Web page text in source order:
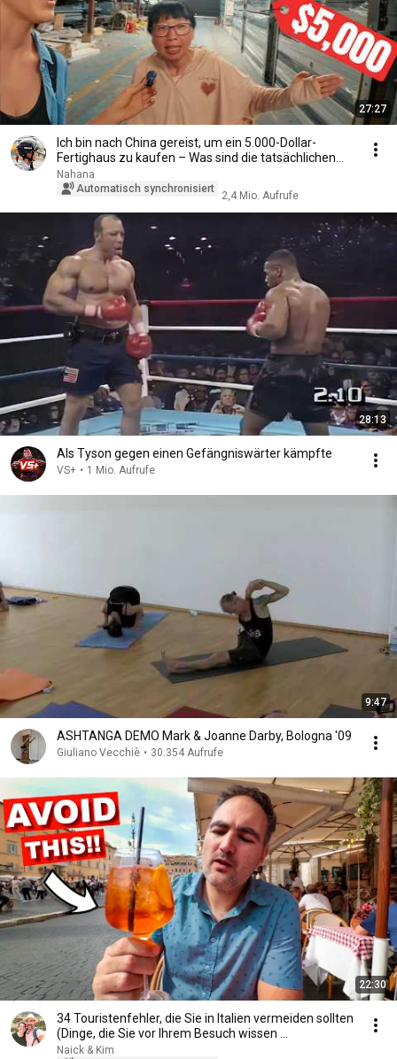
27:27
Ich bin nach China gereist, um ein 5.000-Dollar-
Fertighaus zu kaufen – Was sind die tatsächlichen...
Nahana
Automatisch synchronisiert
2,4 Mio. Aufrufe
28:13
Als Tyson gegen einen Gefängniswärter kämpfte
VS+ • 1 Mio. Aufrufe
9:47
ASHTANGA DEMO Mark & Joanne Darby, Bologna '09
Giuliano Vecchiè • 30.354 Aufrufe
22:30
34 Touristenfehler, die Sie in Italien vermeiden sollten
(Dinge, die Sie vor Ihrem Besuch wissen ...
Naick & Kim